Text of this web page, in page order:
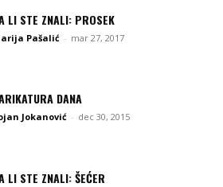
LI STE ZNALI: PROSEK
Pašalić - mar 27, 2017
DANA
Jokanović - dec 30, 2015
LI STE ZNALI: ŠEĆER